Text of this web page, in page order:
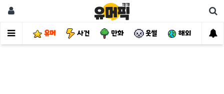
유머 사건 만화 웃썰 해외 핫